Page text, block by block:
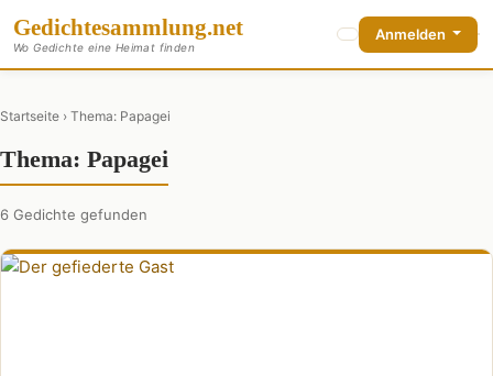
Gedichtesammlung.net
Wo Gedichte eine Heimat finden
Anmelden
Startseite › Thema: Papagei
Thema: Papagei
6 Gedichte gefunden